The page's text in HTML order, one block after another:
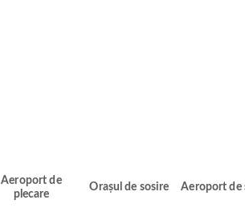
Aeroport de
plecare
Orașul de sosire Aeroport de